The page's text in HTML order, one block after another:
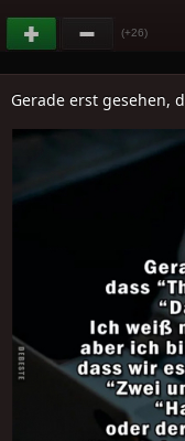
(+26)
Gerade erst gesehen,